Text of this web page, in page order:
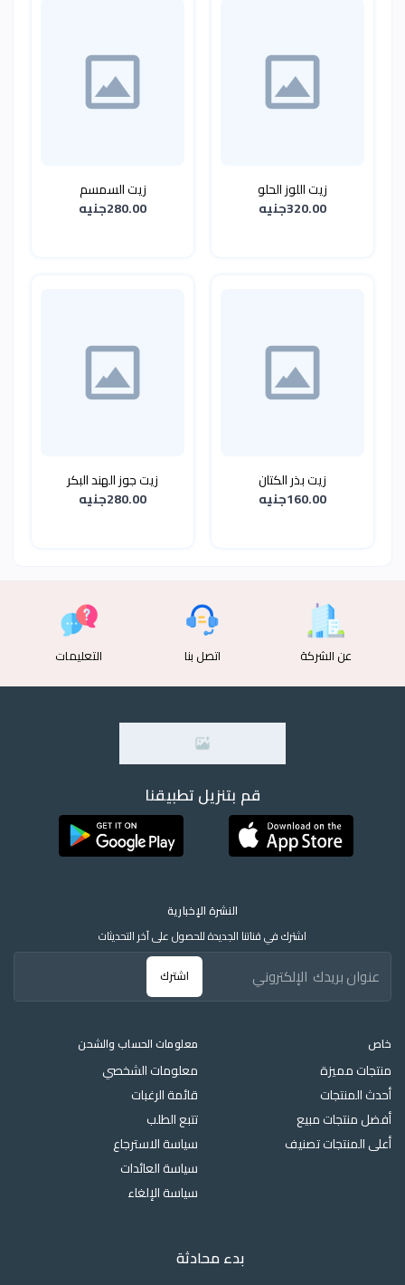
زيت اللوز الحلو
320.00جنيه
زيت السمسم
280.00جنيه
زيت بذر الكتان
160.00جنيه
زيت جوز الهند البكر
280.00جنيه
عن الشركة اتصل بنا التعليمات
قم بتنزيل تطبيقنا
خاص
منتجات مميزة
أحدث المنتجات
أفضل منتجات مبيع
أعلى المنتجات تصنيف
معلومات الحساب والشحن
معلومات الشخصي
قائمة الرغبات
تتبع الطلب
سياسة الاسترجاع
سياسة العائدات
سياسة الإلغاء
النشرة الإخبارية
اشترك في قناتنا الجديدة للحصول على آخر التحديثات
اشترك
بدء محادثة